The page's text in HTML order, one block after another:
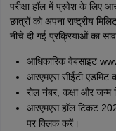
परीक्षा हॉल में प्रवेश के लिए
छात्रों को अपना राष्ट्रीय
नीचे दी गई प्रक्रियाओं का
आधिकारिक वेबसाइट
आरएमएस सीईटी एडमिट
रोल नंबर, कक्षा और जन्म
आरएमएस हॉल टिकट
पर क्लिक करें।